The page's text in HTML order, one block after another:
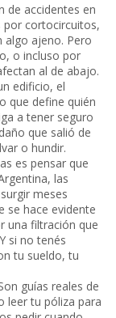
de accidentes en
por cortocircuitos,
algo ajeno. Pero
o incluso por
al de abajo.
edificio, el
que define quién
a tener seguro
que salió de
o hundir.
es pensar que
las
meses
se hace evidente
una filtración que
si no tenés
tu sueldo, tu
guías reales de
leer tu póliza para